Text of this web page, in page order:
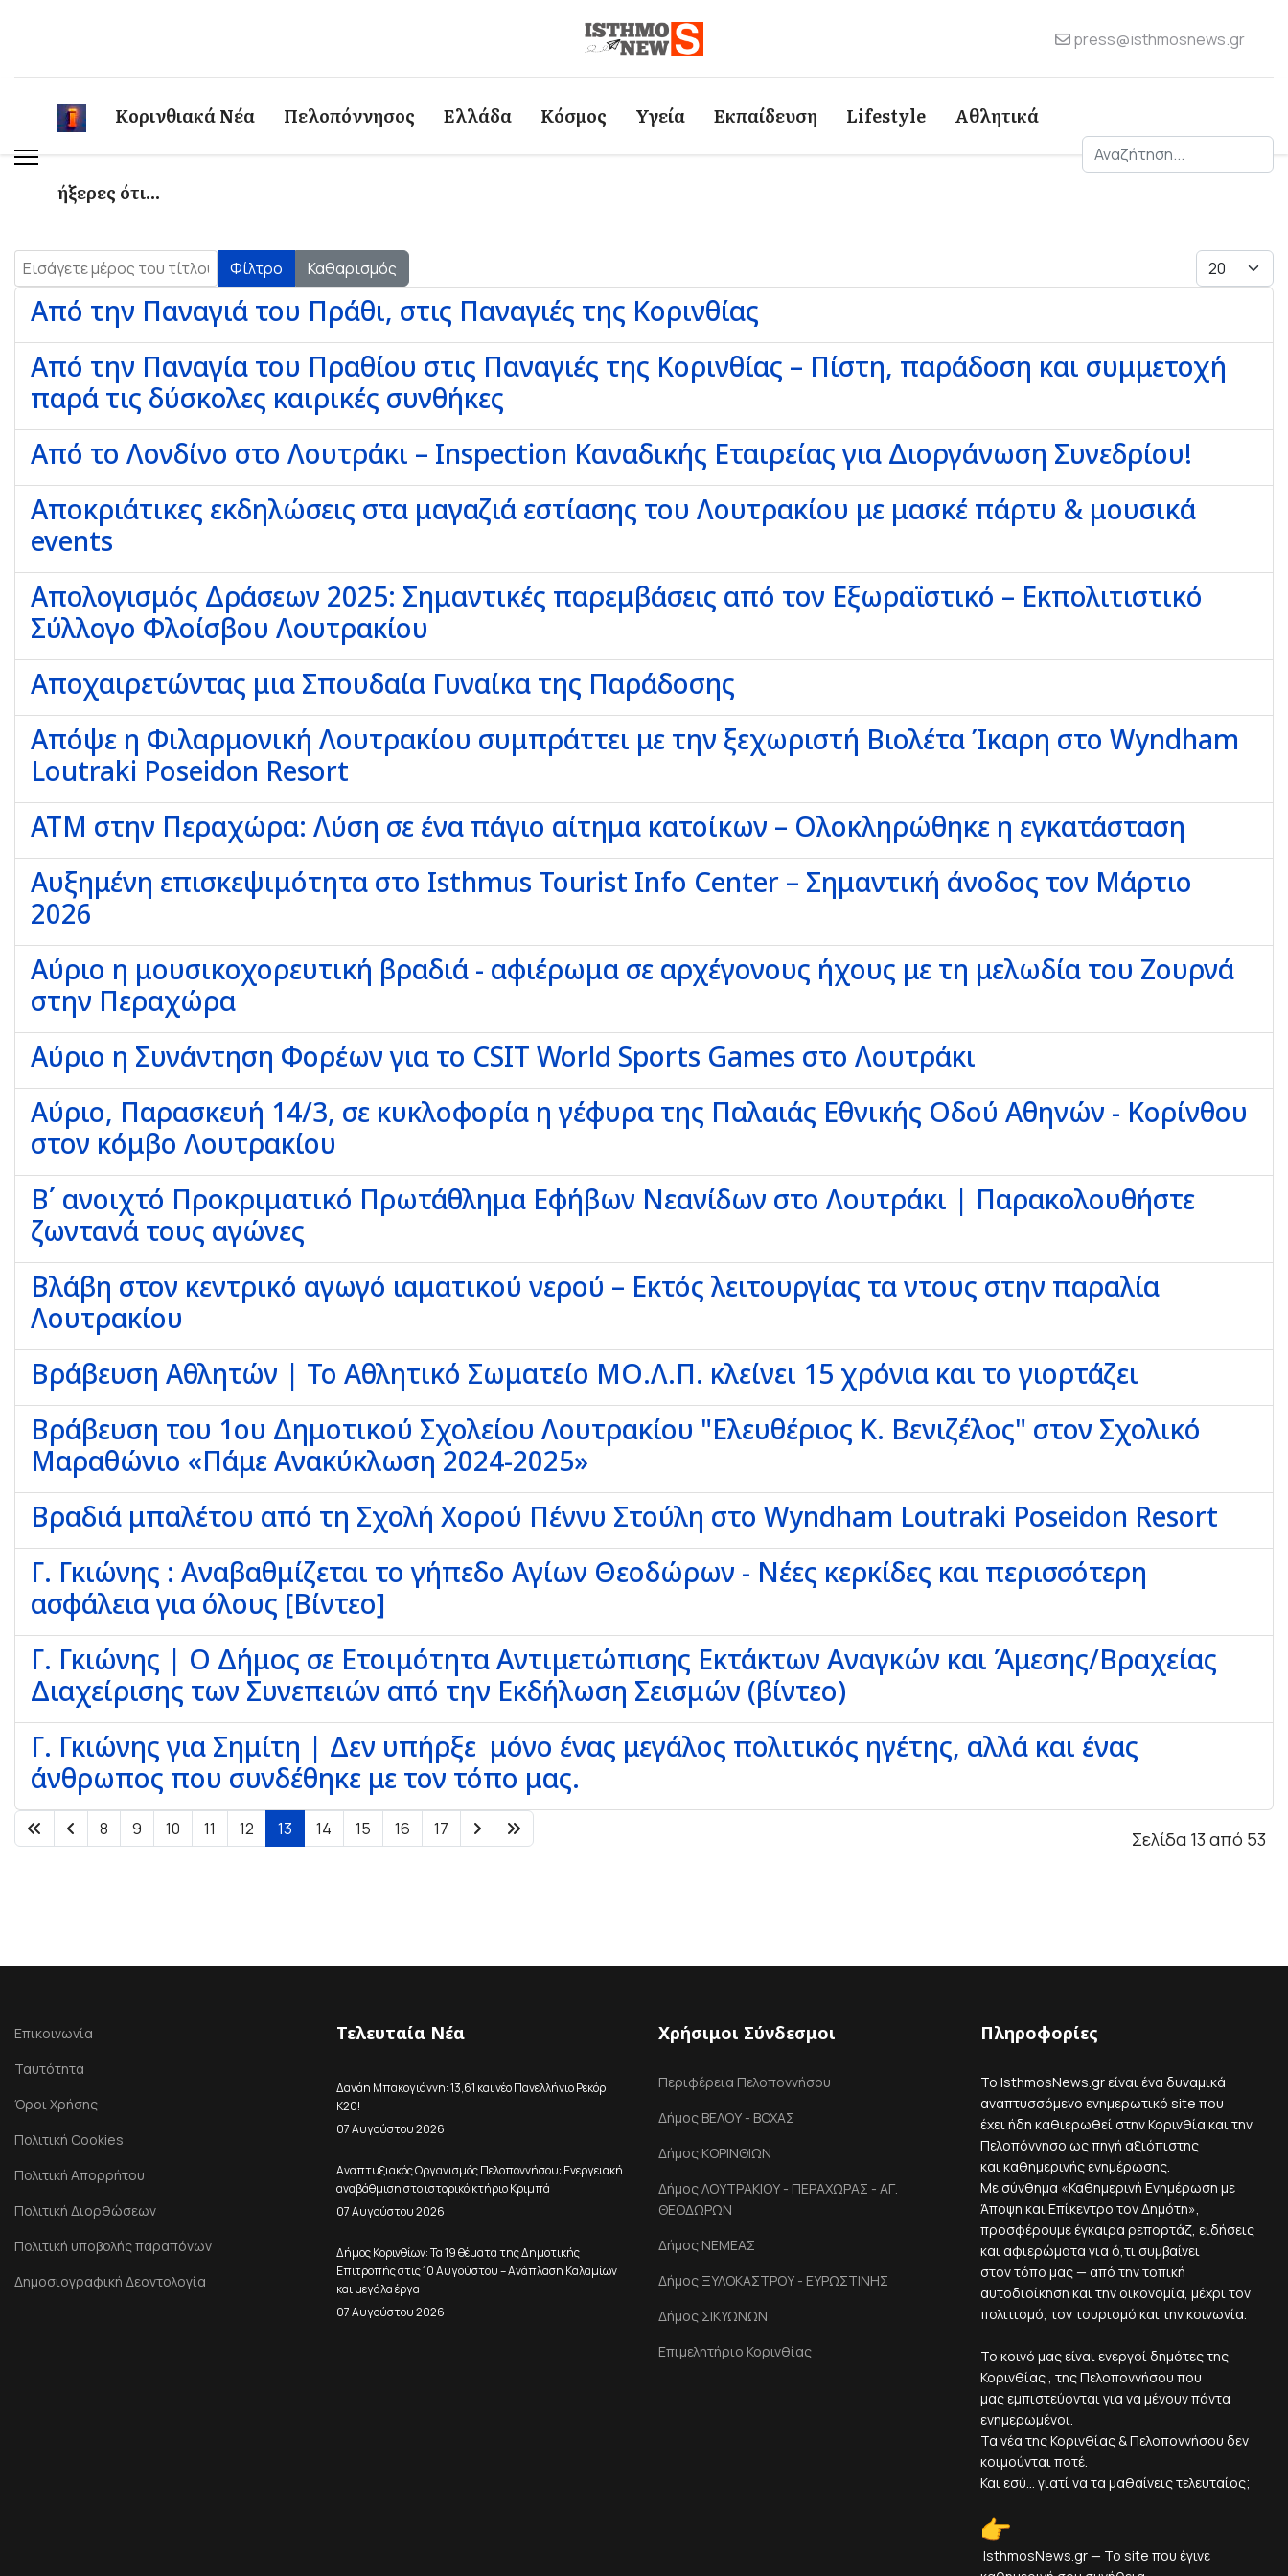
press@isthmosnews.gr
Κορινθιακά Νέα Πελοπόννησος Ελλάδα Κόσμος Υγεία Εκπαίδευση Lifestyle Αθλητικά
ήξερες ότι...
Αναζήτηση
Εισάγετε μέρος του τίτλου.Φίλτρο Καθαρισμός Εμφάνιση
Από την Παναγιά του Πράθι, στις Παναγιές της Κορινθίας
Από την Παναγία του Πραθίου στις Παναγιές της Κορινθίας – Πίστη, παράδοση και συμμετοχή
παρά τις δύσκολες καιρικές συνθήκες
Από το Λονδίνο στο Λουτράκι – Ιnspection Καναδικής Εταιρείας για Διοργάνωση Συνεδρίου!
Αποκριάτικες εκδηλώσεις στα μαγαζιά εστίασης του Λουτρακίου με μασκέ πάρτυ & μουσικά
events
Απολογισμός Δράσεων 2025: Σημαντικές παρεμβάσεις από τον Εξωραϊστικό – Εκπολιτιστικό
Σύλλογο Φλοίσβου Λουτρακίου
Αποχαιρετώντας μια Σπουδαία Γυναίκα της Παράδοσης
Απόψε η Φιλαρμονική Λουτρακίου συμπράττει με την ξεχωριστή Βιολέτα Ίκαρη στο Wyndham
Loutraki Poseidon Resort
ΑΤΜ στην Περαχώρα: Λύση σε ένα πάγιο αίτημα κατοίκων – Ολοκληρώθηκε η εγκατάσταση
Αυξημένη επισκεψιμότητα στο Isthmus Tourist Info Center – Σημαντική άνοδος τον Μάρτιο
2026
Αύριο η μουσικοχορευτική βραδιά - αφιέρωμα σε αρχέγονους ήχους με τη μελωδία του Ζουρνά
στην Περαχώρα
Αύριο η Συνάντηση Φορέων για το CSIT World Sports Games στο Λουτράκι
Αύριο, Παρασκευή 14/3, σε κυκλοφορία η γέφυρα της Παλαιάς Εθνικής Οδού Αθηνών - Κορίνθου
στον κόμβο Λουτρακίου
Β΄ ανοιχτό Προκριματικό Πρωτάθλημα Εφήβων Νεανίδων στο Λουτράκι | Παρακολουθήστε
ζωντανά τους αγώνες
Βλάβη στον κεντρικό αγωγό ιαματικού νερού – Εκτός λειτουργίας τα ντους στην παραλία
Λουτρακίου
Βράβευση Αθλητών | Το Αθλητικό Σωματείο ΜΟ.Λ.Π. κλείνει 15 χρόνια και το γιορτάζει
Βράβευση του 1ου Δημοτικού Σχολείου Λουτρακίου "Ελευθέριος Κ. Βενιζέλος" στον Σχολικό
Μαραθώνιο «Πάμε Ανακύκλωση 2024-2025»
Βραδιά μπαλέτου από τη Σχολή Χορού Πέννυ Στούλη στο Wyndham Loutraki Poseidon Resort
Γ. Γκιώνης : Αναβαθμίζεται το γήπεδο Αγίων Θεοδώρων - Νέες κερκίδες και περισσότερη
ασφάλεια για όλους [Βίντεο]
Γ. Γκιώνης | Ο Δήμος σε Ετοιμότητα Αντιμετώπισης Εκτάκτων Αναγκών και Άμεσης/Βραχείας
Διαχείρισης των Συνεπειών από την Εκδήλωση Σεισμών (βίντεο)
Γ. Γκιώνης για Σημίτη | Δεν υπήρξε μόνο ένας μεγάλος πολιτικός ηγέτης, αλλά και ένας
άνθρωπος που συνδέθηκε με τον τόπο μας.
Σελίδα 13 από 53
8 9 10 11 12 13 14 15 16 17
Επικοινωνία
Ταυτότητα
Όροι Χρήσης
Πολιτική Cookies
Πολιτική Απορρήτου
Πολιτική Διορθώσεων
Πολιτική υποβολής παραπόνων
Δημοσιογραφική Δεοντολογία
Τελευταία Νέα
Δανάη Μπακογιάννη: 13,61 και νέο Πανελλήνιο Ρεκόρ
Κ20!
07 Αυγούστου 2026
Αναπτυξιακός Οργανισμός Πελοποννήσου: Ενεργειακή
αναβάθμιση στο ιστορικό κτήριο Κριμπά
07 Αυγούστου 2026
Δήμος Κορινθίων: Τα 19 θέματα της Δημοτικής
Επιτροπής στις 10 Αυγούστου – Ανάπλαση Καλαμίων
και μεγάλα έργα
07 Αυγούστου 2026
Χρήσιμοι Σύνδεσμοι
Περιφέρεια Πελοποννήσου
Δήμος ΒΕΛΟΥ - ΒΟΧΑΣ
Δήμος ΚΟΡΙΝΘΙΩΝ
Δήμος ΛΟΥΤΡΑΚΙΟΥ - ΠΕΡΑΧΩΡΑΣ - ΑΓ.
ΘΕΟΔΩΡΩΝ
Δήμος ΝΕΜΕΑΣ
Δήμος ΞΥΛΟΚΑΣΤΡΟΥ - ΕΥΡΩΣΤΙΝΗΣ
Δήμος ΣΙΚΥΩΝΩΝ
Επιμελητήριο Κορινθίας
Πληροφορίες
Το IsthmosNews.gr είναι ένα δυναμικά
αναπτυσσόμενο ενημερωτικό site που
έχει ήδη καθιερωθεί στην Κορινθία και την
Πελοπόννησο ως πηγή αξιόπιστης
και καθημερινής ενημέρωσης.
Με σύνθημα «Καθημερινή Ενημέρωση με
Άποψη και Επίκεντρο τον Δημότη»,
προσφέρουμε έγκαιρα ρεπορτάζ, ειδήσεις
και αφιερώματα για ό,τι συμβαίνει
στον τόπο μας — από την τοπική
αυτοδιοίκηση και την οικονομία, μέχρι τον
πολιτισμό, τον τουρισμό και την κοινωνία.
Το κοινό μας είναι ενεργοί δημότες της
Κορινθίας , της Πελοποννήσου που
μας εμπιστεύονται για να μένουν πάντα
ενημερωμένοι.
Τα νέα της Κορινθίας & Πελοποννήσου δεν
κοιμούνται ποτέ.
Και εσύ... γιατί να τα μαθαίνεις τελευταίος;
IsthmosNews.gr — Το site που έγινε